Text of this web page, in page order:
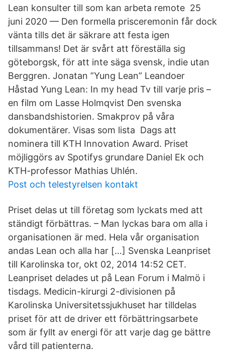
Lean konsulter till som kan arbeta remote 25
juni 2020 — Den formella prisceremonin får dock
vänta tills det är säkrare att festa igen
tillsammans! Det är svårt att föreställa sig
göteborgsk, för att inte säga svensk, indie utan
Berggren. Jonatan ”Yung Lean” Leandoer
Håstad Yung Lean: In my head Tv till varje pris –
en film om Lasse Holmqvist Den svenska
dansbandshistorien. Smakprov på våra
dokumentärer. Visas som lista Dags att
nominera till KTH Innovation Award. Priset
möjliggörs av Spotifys grundare Daniel Ek och
KTH-professor Mathias Uhlén.
Post och telestyrelsen kontakt
Priset delas ut till företag som lyckats med att
ständigt förbättras. – Man lyckas bara om alla i
organisationen är med. Hela vår organisation
andas Lean och alla har […] Svenska Leanpriset
till Karolinska tor, okt 02, 2014 14:52 CET.
Leanpriset delades ut på Lean Forum i Malmö i
tisdags. Medicin-kirurgi 2-divisionen på
Karolinska Universitetssjukhuset har tilldelas
priset för att de driver ett förbättringsarbete
som är fyllt av energi för att varje dag ge bättre
vård till patienterna.